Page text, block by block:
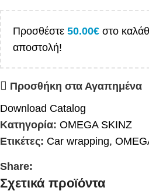
Προσθέστε 50.00€ στο
αποστολή!
Προσθήκη στα Αγαπημένα
Download Catalog
Κατηγορία: OMEGA SKINZ
Ετικέτες: Car wrapping,
Share:
Σχετικά προϊόντα